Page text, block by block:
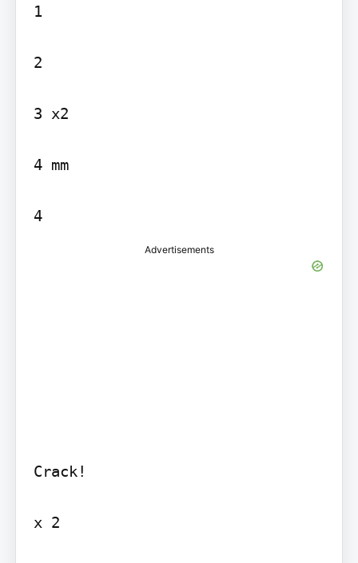
1
2
3 x2
4 mm
4
Advertisements
Crack!
x 2